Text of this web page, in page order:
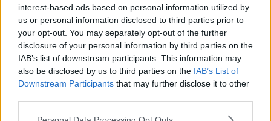
interest-based ads based on personal information utilized by
us or personal information disclosed to third parties prior to
your opt-out. You may separately opt-out of the further
disclosure of your personal information by third parties on the
IAB’s list of downstream participants. This information may
also be disclosed by us to third parties on the IAB’s List of
Downstream Participants that may further disclose it to other
Please note that this website/app uses one or more Google
Australien,8 %
Asien,1 %
Afrika,0 %
Sydamerika, 0 %
Kör turister bättre än lokalinvånare på er semester